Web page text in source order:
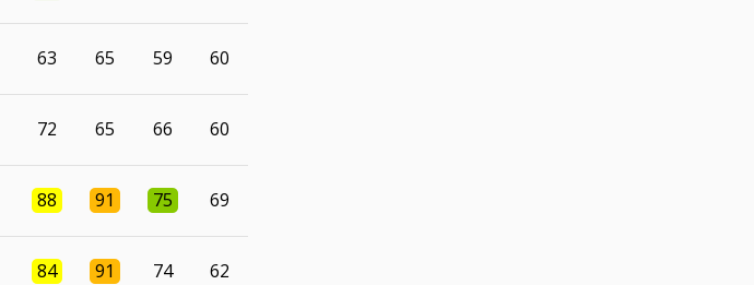
63 65 59 60
72 65 66 60
88 91 75 69
84 91 74 62